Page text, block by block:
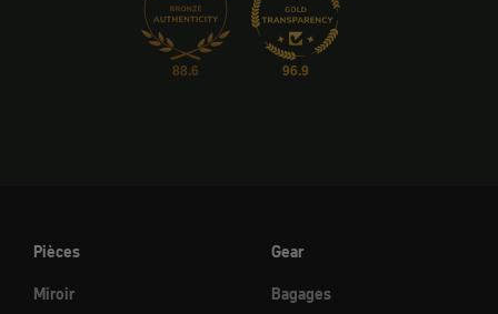
88.6 96.9
Pièces
Miroir
Gear
Bagages